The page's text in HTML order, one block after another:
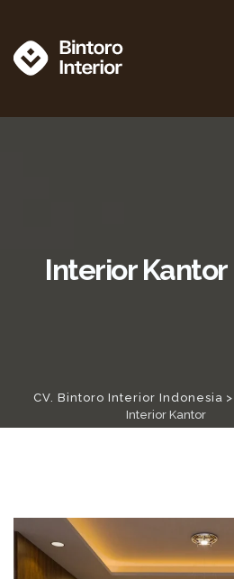
content
Interior Kantor
CV. Bintoro Interior Indonesia >
Interior Kantor